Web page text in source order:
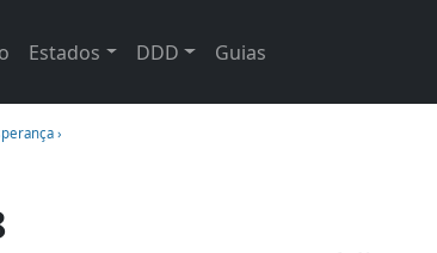
Estados DDD Guias
›